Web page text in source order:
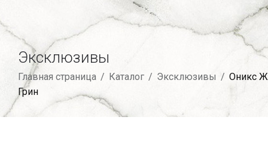
Эксклюзивы
Главная страница / Каталог / Эксклюзивы / Оникс
Грин